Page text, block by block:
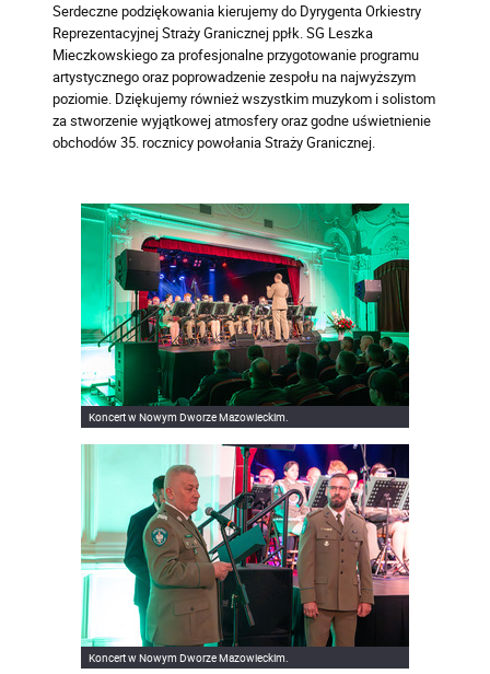
Serdeczne podziękowania kierujemy do Dyrygenta Orkiestry
Reprezentacyjnej Straży Granicznej ppłk. SG Leszka
Mieczkowskiego za profesjonalne przygotowanie programu
artystycznego oraz poprowadzenie zespołu na najwyższym
poziomie. Dziękujemy również wszystkim muzykom i solistom
za stworzenie wyjątkowej atmosfery oraz godne uświetnienie
obchodów 35. rocznicy powołania Straży Granicznej.
Koncert w Nowym Dworze Mazowieckim.
Koncert w Nowym Dworze Mazowieckim.